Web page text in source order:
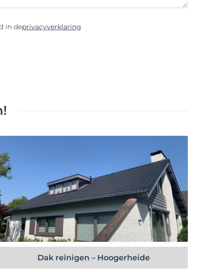
in deprivacyverklaring
Bekijk project
Dak reinigen – Hoogerheide